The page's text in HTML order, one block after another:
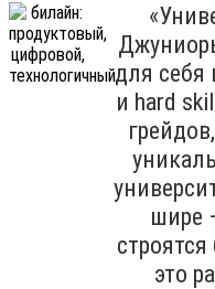
для
и hard
шире
это